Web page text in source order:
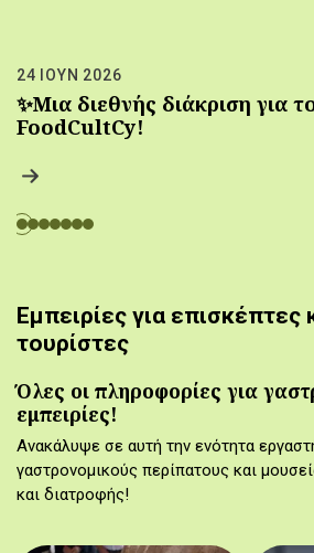
24 ΙΟΥΝ 2026
✨Μια διεθνής διάκριση για
FoodCultCy!
Εμπειρίες για επισκέπτες
τουρίστες
Όλες οι πληροφορίες για
εμπειρίες!
Ανακάλυψε σε αυτή την ενότητα
γαστρονομικούς περίπατους και
και διατροφής!